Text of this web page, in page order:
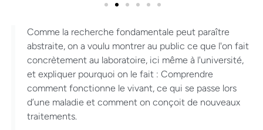
Comme la recherche fondamentale peut paraître
abstraite, on a voulu montrer au public ce que l'on fait
concrètement au laboratoire, ici même à l'université,
et expliquer pourquoi on le fait : Comprendre
comment fonctionne le vivant, ce qui se passe lors
d’une maladie et comment on conçoit de nouveaux
traitements.